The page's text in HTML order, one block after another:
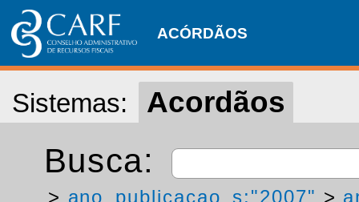
ACÓRDÃOS
Sistemas: Acordãos
Busca:
> ano_publicacao_s:"2007" >